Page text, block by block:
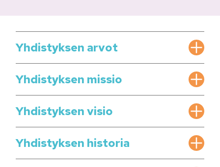
Yhdistyksen arvot
Yhdistyksen missio
Yhdistyksen visio
Yhdistyksen historia